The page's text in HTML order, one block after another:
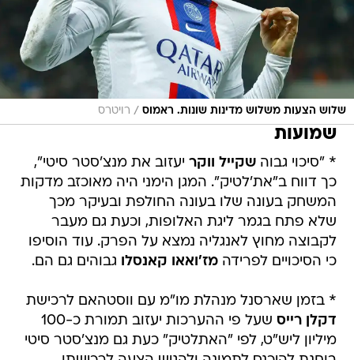
שלוש הצעות משלוש מדינות שונות. ראמוס / רויטרס
שמועות
* "סיכוי גבוהשקייל ווקר יעזוב את מנצ'סטר סיטי",
כך דווח ב"את'לטיק". המגן הימני היה מאוכזב מדקות
המשחק בעונה שלו בעונה החולפת ובעיקר מכך
שלא פתח בגמר ליגת האלופות, וכעת גם מעבר
לקבוצה מחוץ לאנגליה נמצא על הפרק. עוד הוסיפו
כי הסיכויים לפרידהמז'ואאו קאנסלו גבוהים גם הם.
* בזמן שארסנל מנהלת מו"מ עם ווסטהאם לרכישת
דקלן רייס
שעל פי ההערכות יעזוב תמורת כ-100
מיליון ליש"ט, לפי "האתלטיק" כעת גם מנצ'סטר סיטי